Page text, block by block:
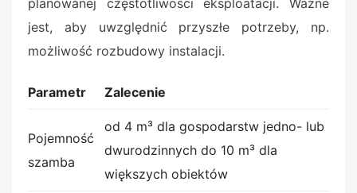
planowanej częstotliwości eksploatacji. Ważne
jest, aby uwzględnić przyszłe potrzeby, np.
możliwość rozbudowy instalacji.
Parametr Zalecenie
Pojemność
szamba
od 4 m³ dla gospodarstw jedno- lub
dwurodzinnych do 10 m³ dla
większych obiektów